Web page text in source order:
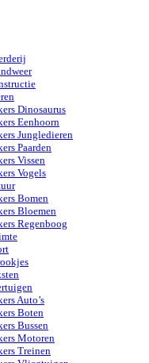
Dinosaurus
Eenhoorn
Jungledieren
Paarden
Vissen
Vogels
Bomen
Bloemen
Regenboog
Auto’s
Boten
Bussen
Motoren
Treinen